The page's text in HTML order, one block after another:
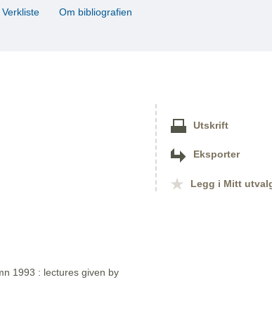
Verkliste Om bibliografien
1993 : lectures given by
Utskrift
Eksporter
Legg i Mitt